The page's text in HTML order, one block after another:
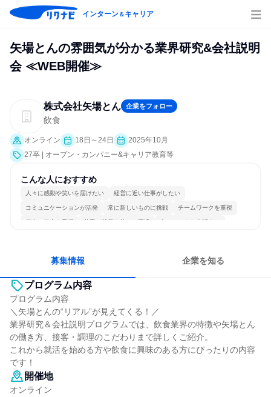
インターン＆キャリア
矢場とんの雰囲気が分かる業界研究&会社説明
会 ≪WEB開催≫
株式会社矢場とん 企業をフォロー
飲食
オンライン 18日～24日
2025年10月
27卒 | オープン・カンパニー&キャリア教育等
こんな人におすすめ
人々に感動や笑いを届けたい 経営に近い仕事がしたい
コミュニケーションが活発 常に新しいものに挑戦 チームワークを重視
個人の能力を重視 若手が裁量を持てる環境 人とたくさん会話する
募集情報 企業を知る
プログラム内容
プログラム内容
＼矢場とんの“リアル”が見えてくる！／
業界研究＆会社説明プログラムでは、飲食業界の特徴や矢場とん
の働き方、接客・調理のこだわりまで詳しくご紹介。
これから就活を始める方や飲食に興味のある方にぴったりの内容
です！
開催地
オンライン